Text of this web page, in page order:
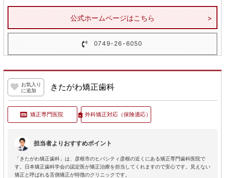
公式ホームページはこちら
0749-26-6050
お気入り
に追加
きたがわ矯正歯科
矯正専門医院 外科矯正対応（保険適応）
担当者よりおすすめポイント
「きたがわ矯正歯科」は、彦根市のヒバシティ彦根の近くにある矯正専門歯科医院で
す。日本矯正歯科学会の認定医が矯正治療を担当してくれますので安心です。見えない
矯正と呼ばれる舌側矯正が特徴のクリニックです。